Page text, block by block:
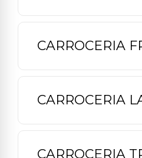
CARROCERIA
CARROCERIA
CARROCERIA